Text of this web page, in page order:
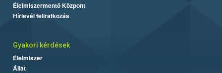
Élelmiszermentő Központ
Hírlevél feliratkozás
Gyakori kérdések
Élelmiszer
Állat